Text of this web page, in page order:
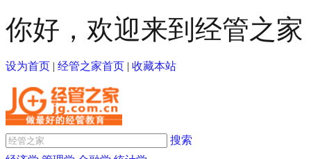
你好，欢迎来到经管之家
设为首页 | 经管之家首页 | 收藏本站
搜索